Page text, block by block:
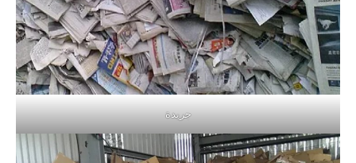
جريدة